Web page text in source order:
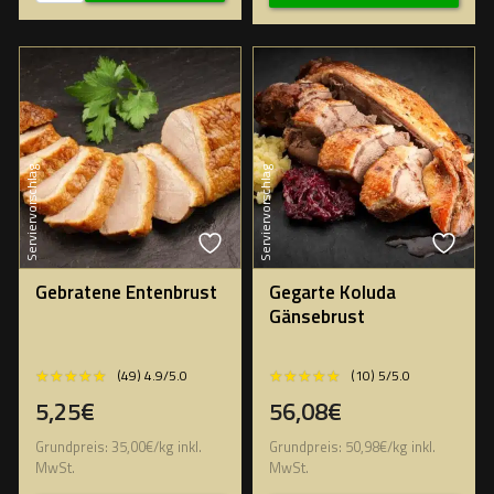
Serviervorschlag
Gebratene Entenbrust
★★★★★
★★★★★ (49) 4.9/5.0
5,25€
Grundpreis: 35,00€/kg inkl.
MwSt.
Serviervorschlag
Gegarte Koluda
Gänsebrust
★★★★★
★★★★★ (10) 5/5.0
56,08€
Grundpreis: 50,98€/kg inkl.
MwSt.